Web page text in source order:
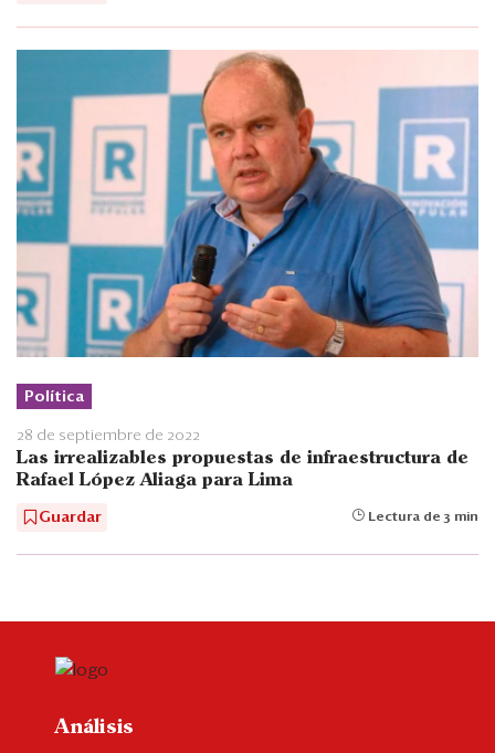
Política
28 de septiembre de 2022
Las irrealizables propuestas de infraestructura de
Rafael López Aliaga para Lima
Guardar Lectura de 3 min
Análisis